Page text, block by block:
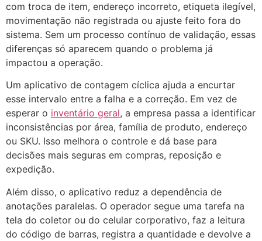
com troca de item, endereço incorreto, etiqueta ilegível,
movimentação não registrada ou ajuste feito fora do
sistema. Sem um processo contínuo de validação, essas
diferenças só aparecem quando o problema já
impactou a operação.
Um aplicativo de contagem cíclica ajuda a encurtar
esse intervalo entre a falha e a correção. Em vez de
esperar o inventário geral, a empresa passa a identificar
inconsistências por área, família de produto, endereço
ou SKU. Isso melhora o controle e dá base para
decisões mais seguras em compras, reposição e
expedição.
Além disso, o aplicativo reduz a dependência de
anotações paralelas. O operador segue uma tarefa na
tela do coletor ou do celular corporativo, faz a leitura
do código de barras, registra a quantidade e devolve a